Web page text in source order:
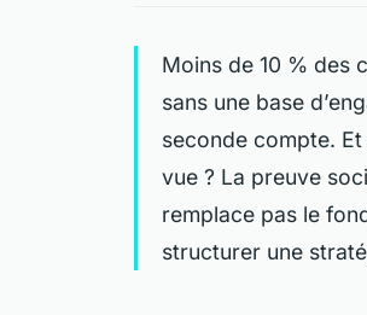
Moins de 10 % des
sans une base
seconde compte.
vue ? La preuve
remplace pas le
structurer une